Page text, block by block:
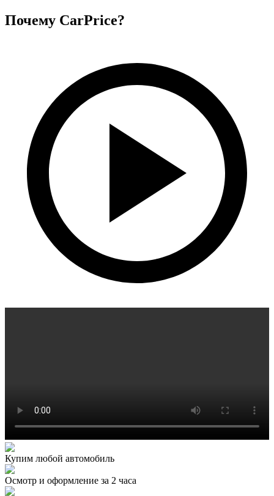
Почему CarPrice?
Купим любой автомобиль
Осмотр и оформление за 2 часа